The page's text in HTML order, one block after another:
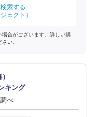
索する
ェクト）
合がございます。詳しい購
い。
キング
べ